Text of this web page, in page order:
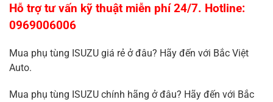
Hỗ trợ tư vấn kỹ thuật miễn phí 24/7. Hotline:
0969006006
Mua phụ tùng ISUZU giá rẻ ở đâu? Hãy đến với Bắc Việt
Auto.
Mua phụ tùng ISUZU chính hãng ở đâu? Hãy đến với Bắc